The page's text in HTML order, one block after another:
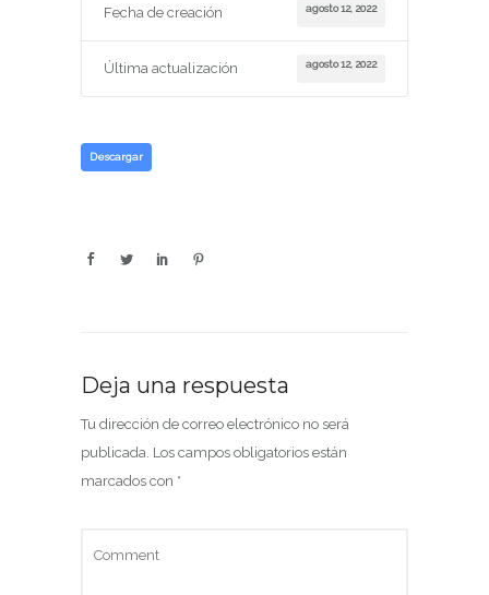
Fecha de creación agosto 12, 2022
Última actualización agosto 12, 2022
Descargar
Deja una respuesta
Tu dirección de correo electrónico no será
publicada. Los campos obligatorios están
marcados con *